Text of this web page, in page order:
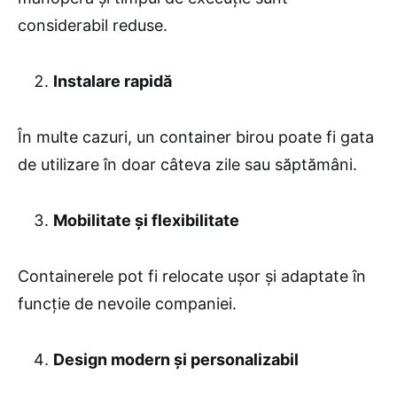
considerabil reduse.
Instalare rapidă
În multe cazuri, un container birou poate fi gata
de utilizare în doar câteva zile sau săptămâni.
Mobilitate și flexibilitate
Containerele pot fi relocate ușor și adaptate în
funcție de nevoile companiei.
Design modern și personalizabil